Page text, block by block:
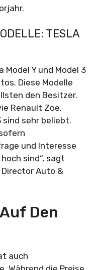
TESLA
Model Y und Model 3
Diese Modelle
den Besitzer.
Renault Zoe,
sind sehr beliebt.
und Interesse
sind“, sagt
Auto &
Den
auch